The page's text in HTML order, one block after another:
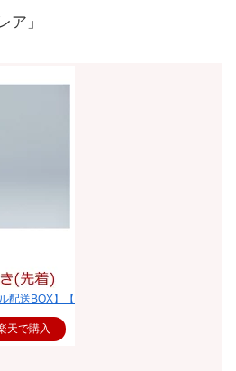
ア」
配送BOX】【楽天ブックス限定先着特典】0 (
天で購入